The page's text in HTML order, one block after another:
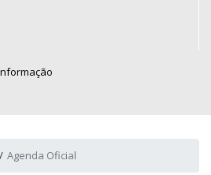
Agenda Oficial